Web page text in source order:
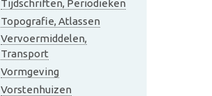
Tijdschriften, Periodieken
Topografie, Atlassen
Vervoermiddelen,
Transport
Vormgeving
Vorstenhuizen